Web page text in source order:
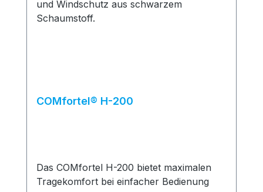
COMfortel® H-200
Das COMfortel H-200 bietet maximalen
Tragekomfort bei einfacher Bedienung